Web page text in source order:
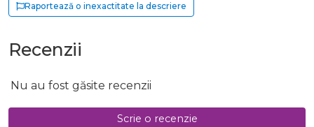
Raportează o inexactitate la descriere
Recenzii
Nu au fost găsite recenzii
Scrie o recenzie